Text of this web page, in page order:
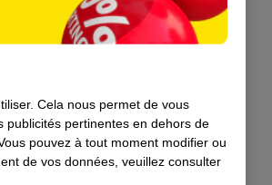
Cela nous permet de vous
publicités pertinentes en dehors de
pouvez à tout moment modifier ou
de vos données, veuillez consulter